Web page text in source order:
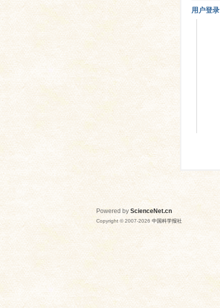
用户登录
Powered by ScienceNet.cn
Copyright © 2007-2026 中国科学报社